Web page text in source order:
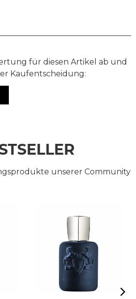
für diesen Artikel ab und
Kaufentscheidung:
unserer Community